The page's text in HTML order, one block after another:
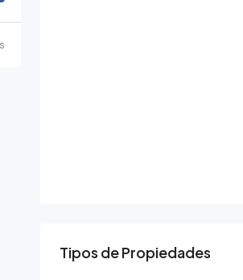
Tipos de Propiedades